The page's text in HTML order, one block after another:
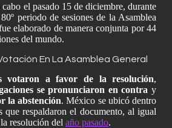
el pasado 15 de diciembre, durante
periodo de sesiones de la Asamblea
elaborado de manera conjunta por 44
del mundo.
En La Asamblea General
votaron a favor de la resolución,
se pronunciaron en contra y
la abstención. México se ubicó dentro
que respaldaron el documento, al igual
resolución del año pasado.